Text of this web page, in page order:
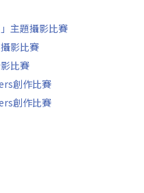
主題攝影比賽
影比賽
比賽
創作比賽
創作比賽